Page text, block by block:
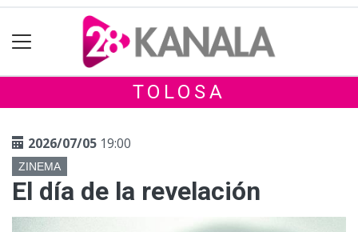
TOLOSA
2026/07/05 19:00
ZINEMA
El día de la revelación